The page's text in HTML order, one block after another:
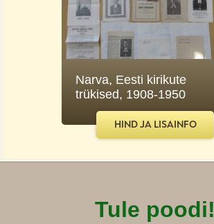
Narva, Eesti kirikute
trükised, 1908-1950
HIND JA LISAINFO
Tule poodi!